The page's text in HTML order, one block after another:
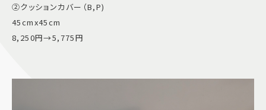
②クッションカバー（B,P)
45cmx45cm
8,250円→5,775円